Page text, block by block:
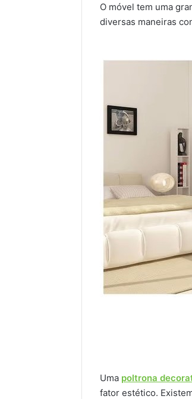
O móvel tem uma
diversas maneiras
Uma poltrona
fator estético.